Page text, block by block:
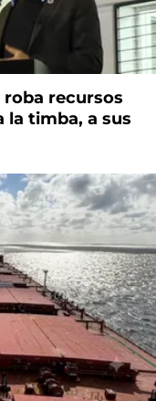
recursos
la timba, a sus